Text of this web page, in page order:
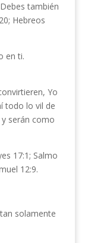
también
Hebreos
en ti.
Yo
todo lo vil de
serán como
17:1; Salmo
12:9.
solamente